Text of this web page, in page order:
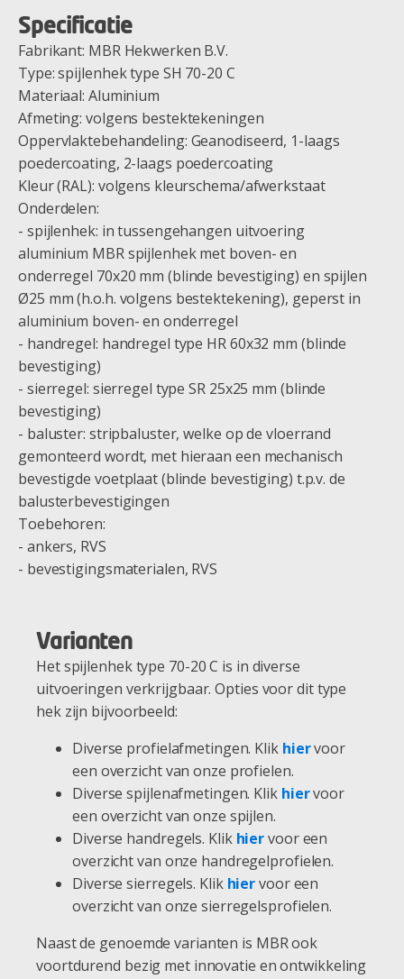
Specificatie
Fabrikant: MBR Hekwerken B.V.
Type: spijlenhek type SH 70-20 C
Materiaal: Aluminium
Afmeting: volgens bestektekeningen
Oppervlaktebehandeling: Geanodiseerd, 1-laags
poedercoating, 2-laags poedercoating
Kleur (RAL): volgens kleurschema/afwerkstaat
Onderdelen:
- spijlenhek: in tussengehangen uitvoering
aluminium MBR spijlenhek met boven- en
onderregel 70x20 mm (blinde bevestiging) en spijlen
Ø25 mm (h.o.h. volgens bestektekening), geperst in
aluminium boven- en onderregel
- handregel: handregel type HR 60x32 mm (blinde
bevestiging)
- sierregel: sierregel type SR 25x25 mm (blinde
bevestiging)
- baluster: stripbaluster, welke op de vloerrand
gemonteerd wordt, met hieraan een mechanisch
bevestigde voetplaat (blinde bevestiging) t.p.v. de
balusterbevestigingen
Toebehoren:
- ankers, RVS
- bevestigingsmaterialen, RVS
Varianten
Het spijlenhek type 70-20 C is in diverse
uitvoeringen verkrijgbaar. Opties voor dit type
hek zijn bijvoorbeeld:
Diverse profielafmetingen. Klik hiervoor
een overzicht van onze profielen.
Diverse spijlenafmetingen. Klik hiervoor
een overzicht van onze spijlen.
Diverse handregels. Klik hiervoor een
overzicht van onze handregelprofielen.
Diverse sierregels. Klik hiervoor een
overzicht van onze sierregelsprofielen.
Naast de genoemde varianten is MBR ook
voortdurend bezig met innovatie en ontwikkeling